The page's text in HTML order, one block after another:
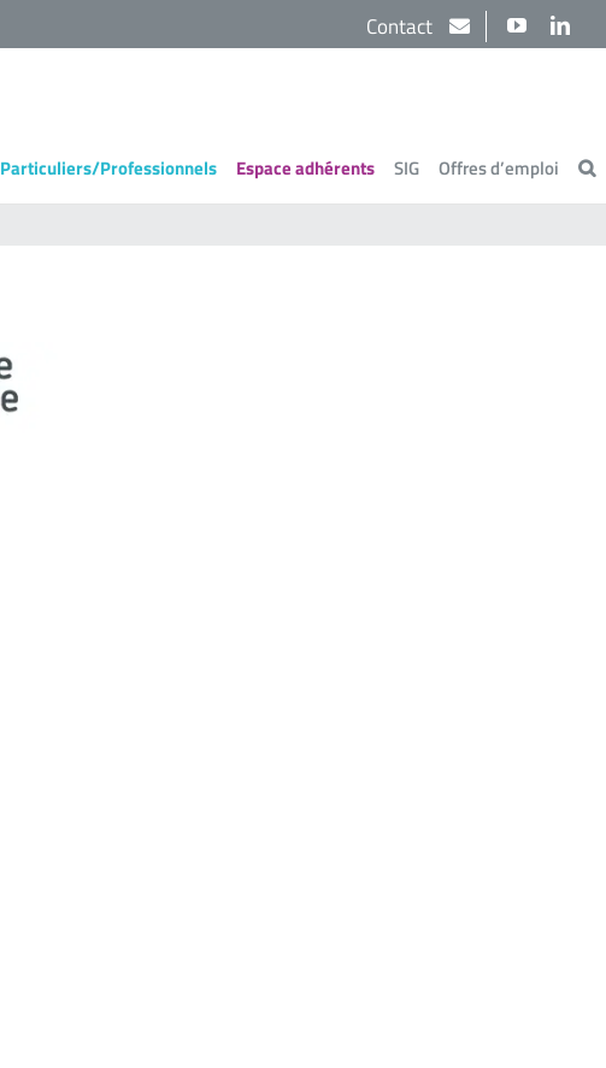
YouTube
Contact
Particuliers/Professionnels Espace adhérents SIG Offres d’emploi